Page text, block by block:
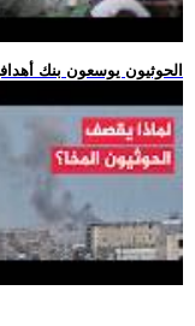
.. الحوثيون يوسعون بنك